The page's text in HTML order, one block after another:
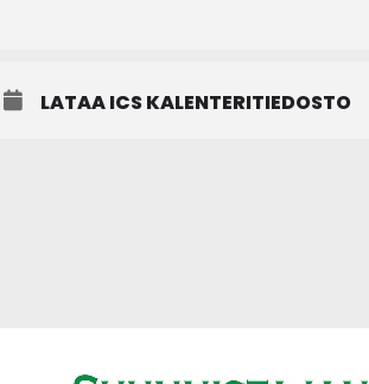
LATAA ICS KALENTERITIEDOSTO